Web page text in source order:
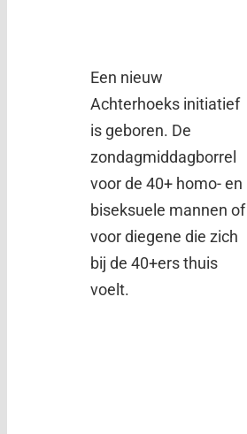
Een nieuw
Achterhoeks initiatief
is geboren. De
zondagmiddagborrel
voor de 40+ homo- en
biseksuele mannen of
voor diegene die zich
bij de 40+ers thuis
voelt.